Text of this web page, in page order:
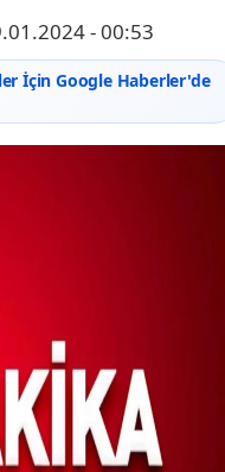
- 00:53
İçin Google Haberler'de